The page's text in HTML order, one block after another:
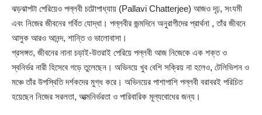
ঝড়ঝাপটা পেরিয়েও পল্লবী চট্টোপাধ্যায় (Pallavi Chatterjee) আজও দৃঢ়, সংযমী
এবং নিজের জীবনের গর্বিত যোদ্ধা। পল্লবীর জন্মদিনে অনুরাগীদের প্রার্থনা , তাঁর জীবনে
আসুক আরও আনন্দ, শান্তি ও ভালোবাসা।
প্রসঙ্গত, জীবনের নানা চড়াই-উতরাই পেরিয়ে পল্লবী আজ নিজেকে এক শক্ত ও
স্বনির্ভর নারী হিসেবে গড়ে তুলেছেন। অভিনয়ে খুব বেশি সক্রিয় না হলেও, টেলিভিশন ও
মঞ্চে তাঁর উপস্থিতি দর্শকদের মুগ্ধ করে। অভিনয়ের পাশাপাশি পল্লবী বরাবরই পরিচিত
হয়েছেন নিজের সরলতা, আত্মনির্ভরতা ও পারিবারিক মূল্যবোধের জন্য।